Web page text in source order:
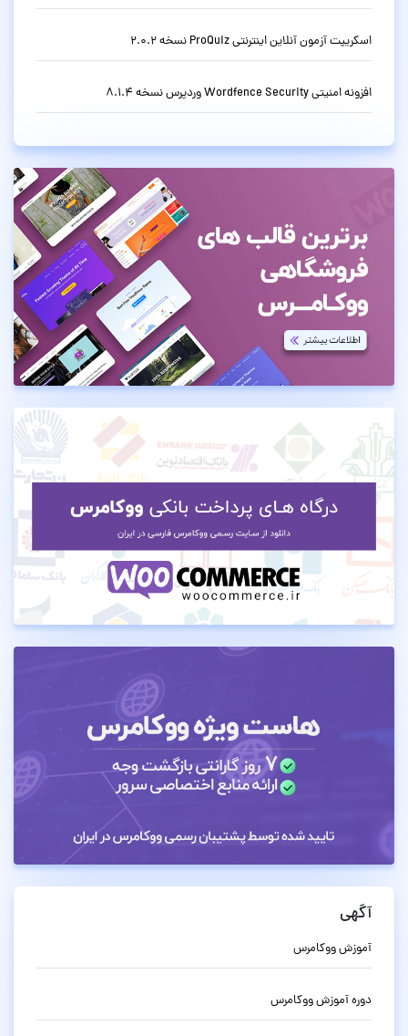
اسکریپت آزمون آنلاین اینترنتی ProQuiz نسخه 2.0.2
افزونه امنیتی Wordfence Security وردپرس نسخه 8.1.4
آگهی
آموزش ووکامرس
دوره آموزش ووکامرس